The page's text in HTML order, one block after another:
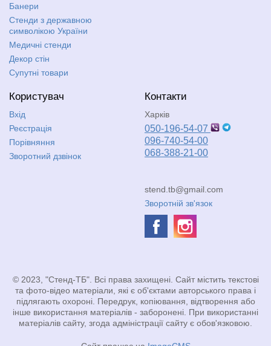
Банери
Стенди з державною
символікою України
Медичні стенди
Декор стін
Супутні товари
Користувач
Вхід
Реєстрація
Порівняння
Зворотний дзвінок
Контакти
Харків
050-196-54-07
096-740-54-00
068-388-21-00
stend.tb@gmail.com
Зворотній зв'язок
© 2023, "Стенд-ТБ". Всі права захищені. Сайт містить текстові
та фото-відео матеріали, які є об'єктами авторського права і
підлягають охороні. Передрук, копіювання, відтворення або
інше використання матеріалів - заборонені. При використанні
матеріалів сайту, згода адміністрації сайту є обов'язковою.